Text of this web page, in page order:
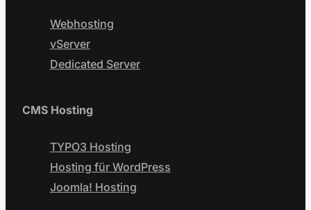
Webhosting
vServer
Dedicated Server
CMS Hosting
TYPO3 Hosting
Hosting für WordPress
Joomla! Hosting